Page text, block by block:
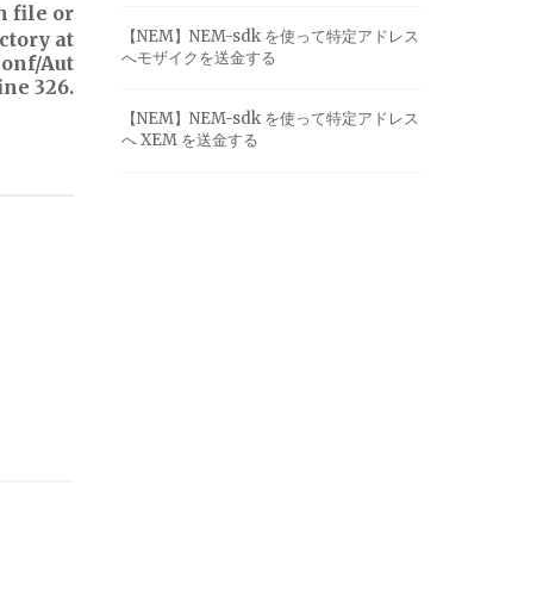
file or
at
Aut
326.
【NEM】NEM-sdk を使って特定アドレス
へモザイクを送金する
【NEM】NEM-sdk を使って特定アドレス
へ XEM を送金する